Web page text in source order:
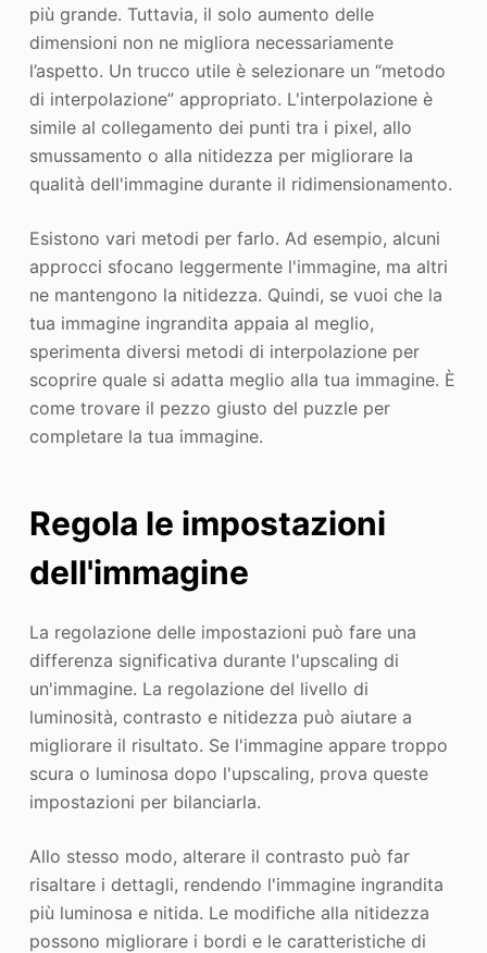
più grande. Tuttavia, il solo aumento delle
dimensioni non ne migliora necessariamente
l’aspetto. Un trucco utile è selezionare un “metodo
di interpolazione” appropriato. L'interpolazione è
simile al collegamento dei punti tra i pixel, allo
smussamento o alla nitidezza per migliorare la
qualità dell'immagine durante il ridimensionamento.
Esistono vari metodi per farlo. Ad esempio, alcuni
approcci sfocano leggermente l'immagine, ma altri
ne mantengono la nitidezza. Quindi, se vuoi che la
tua immagine ingrandita appaia al meglio,
sperimenta diversi metodi di interpolazione per
scoprire quale si adatta meglio alla tua immagine. È
come trovare il pezzo giusto del puzzle per
completare la tua immagine.
Regola le impostazioni
dell'immagine
La regolazione delle impostazioni può fare una
differenza significativa durante l'upscaling di
un'immagine. La regolazione del livello di
luminosità, contrasto e nitidezza può aiutare a
migliorare il risultato. Se l'immagine appare troppo
scura o luminosa dopo l'upscaling, prova queste
impostazioni per bilanciarla.
Allo stesso modo, alterare il contrasto può far
risaltare i dettagli, rendendo l'immagine ingrandita
più luminosa e nitida. Le modifiche alla nitidezza
possono migliorare i bordi e le caratteristiche di